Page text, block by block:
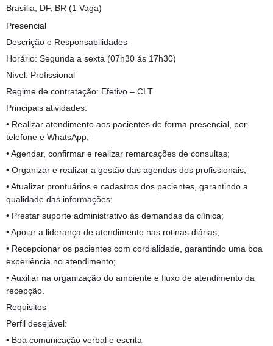
Brasília, DF, BR (1 Vaga)
Presencial
Descrição e Responsabilidades
Horário: Segunda a sexta (07h30 ás 17h30)
Nível: Profissional
Regime de contratação: Efetivo – CLT
Principais atividades:
• Realizar atendimento aos pacientes de forma presencial, por
telefone e WhatsApp;
• Agendar, confirmar e realizar remarcações de consultas;
• Organizar e realizar a gestão das agendas dos profissionais;
• Atualizar prontuários e cadastros dos pacientes, garantindo a
qualidade das informações;
• Prestar suporte administrativo às demandas da clínica;
• Apoiar a liderança de atendimento nas rotinas diárias;
• Recepcionar os pacientes com cordialidade, garantindo uma boa
experiência no atendimento;
• Auxiliar na organização do ambiente e fluxo de atendimento da
recepção.
Requisitos
Perfil desejável:
• Boa comunicação verbal e escrita